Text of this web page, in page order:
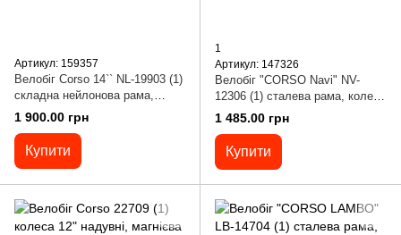
Артикул: 159357
Велобіг Corso 14`` NL-19903 (1)
складна нейлонова рама,
нейлонова вилка, надувні
колеса 14’’, в коробці
1 900.00 грн
Купити
1
Артикул: 147326
Велобіг "CORSO Navi" NV-
12306 (1) сталева рама, колесо
12", надувні колеса, підніжка,
підставка для ніг, дзвіночок
1 485.00 грн
Купити